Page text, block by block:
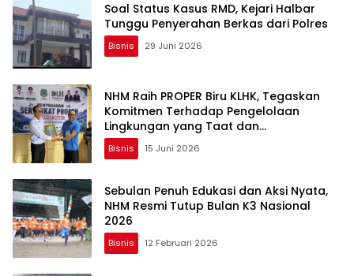
Soal Status Kasus RMD, Kejari Halbar
Tunggu Penyerahan Berkas dari Polres
Bisnis 29 Juni 2026
NHM Raih PROPER Biru KLHK, Tegaskan
Komitmen Terhadap Pengelolaan
Lingkungan yang Taat dan
Berkelanjutan
Bisnis 15 Juni 2026
Sebulan Penuh Edukasi dan Aksi Nyata,
NHM Resmi Tutup Bulan K3 Nasional
2026
Bisnis 12 Februari 2026